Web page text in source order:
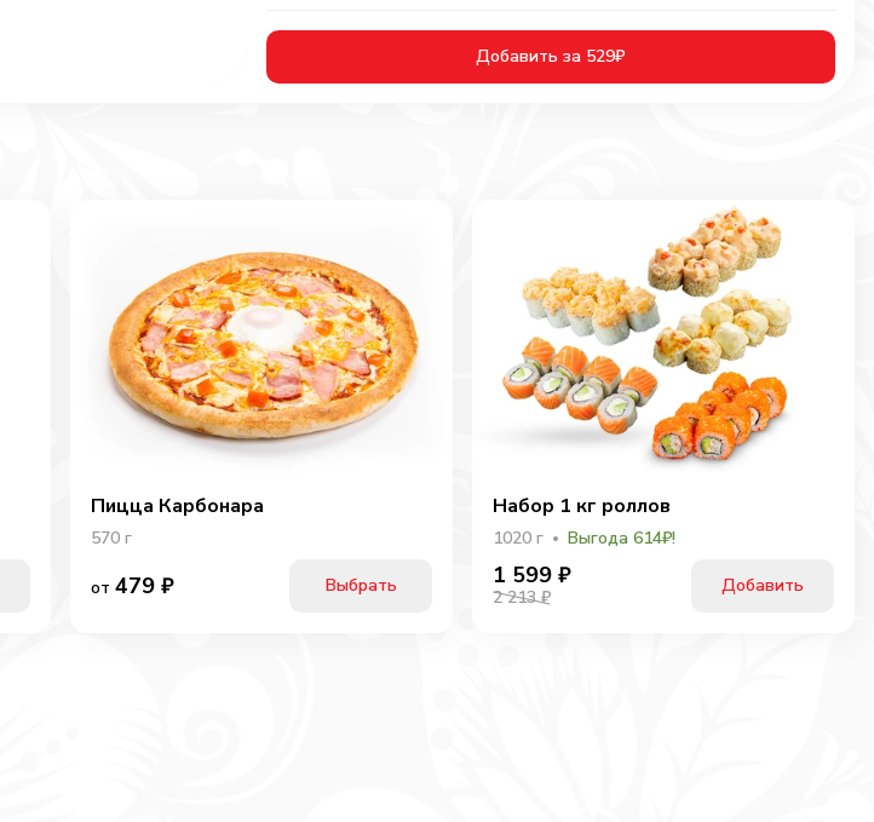
Добавить за 529₽
Пицца Карбонара
570 г
от 479 ₽ Выбрать
Набор 1 кг роллов
1020 г Выгода 614₽!
1 599 ₽
2 213 ₽
Добавить